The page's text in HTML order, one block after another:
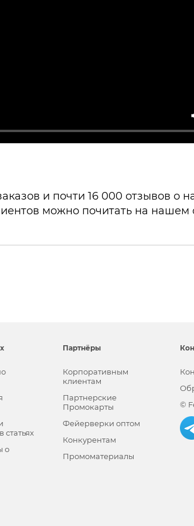
и почти 16 000 отзывов о
можно почитать на нашем
статьях
о
Партнёры
Корпоративным
клиентам
Партнерские
Промокарты
Фейерверки оптом
Конкурентам
Промоматериалы
©